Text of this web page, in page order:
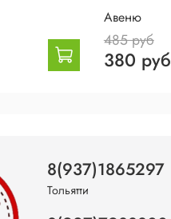
Авеню
485 руб
380 руб
8(937)1865297
Тольятти